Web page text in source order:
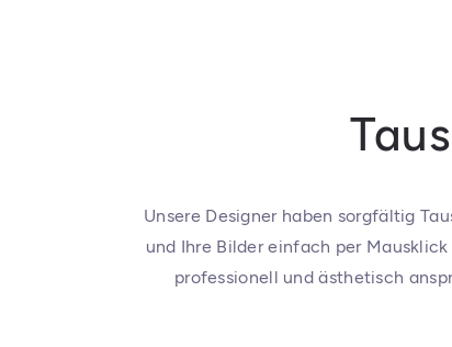
Unsere Designer haben sorgfältig
und Ihre Bilder einfach per
professionell und ästhetisch